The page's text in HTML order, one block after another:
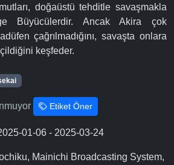
doğaüstü tehditle savaşmakla
Büyücülerdir. Ancak Akira çok
çağrılmadığını, savaşta onlara
keşfeder.
Etiket Öner
01-06 - 2025-03-24
Mainichi Broadcasting System,